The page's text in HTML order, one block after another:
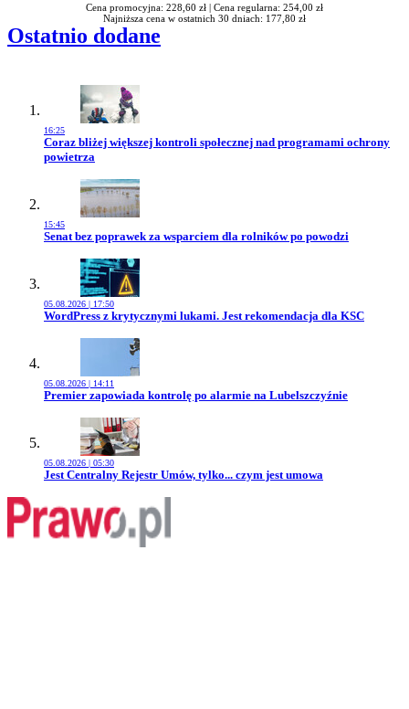
Cena promocyjna: 228,60 zł | Cena regularna: 254,00 zł
Najniższa cena w ostatnich 30 dniach: 177,80 zł
Ostatnio dodane
16:25
Przejdź do artykułu:
Coraz bliżej większej kontroli społecznej nad programami ochrony
powietrza
15:45
Przejdź do artykułu:
Senat bez poprawek za wsparciem dla rolników po powodzi
05.08.2026 | 17:50
Przejdź do artykułu:
WordPress z krytycznymi lukami. Jest rekomendacja dla KSC
05.08.2026 | 14:11
Przejdź do artykułu:
Premier zapowiada kontrolę po alarmie na Lubelszczyźnie
05.08.2026 | 05:30
Przejdź do artykułu:
Jest Centralny Rejestr Umów, tylko... czym jest umowa